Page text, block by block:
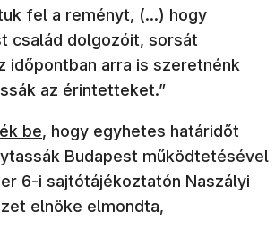
fel a reményt, (...) hogy
család dolgozóit, sorsát
időpontban arra is szeretnénk
az érintetteket.”
nyílik meg)
be, hogy egyhetes határidőt
Budapest működtetésével
6-i sajtótájékoztatón Naszályi
elnöke elmondta,